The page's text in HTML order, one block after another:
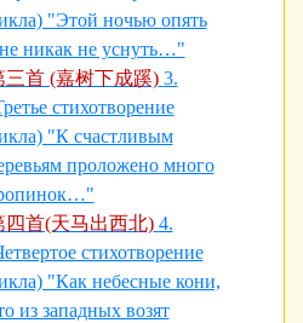
"Этой ночью опять
никак не уснуть…"
三首 (嘉树下成蹊) 3.
стихотворение
"К счастливым
проложено много
四首(天马出西北) 4.
стихотворение
"Как небесные кони,
из западных возят